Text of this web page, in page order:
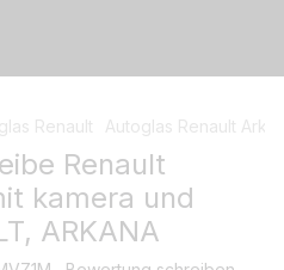
Renault Autoglas Renault
Renault
kamera und
ARKANA